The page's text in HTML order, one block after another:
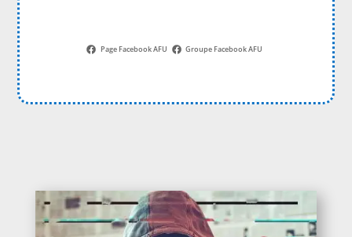
Page Facebook AFU Groupe Facebook AFU